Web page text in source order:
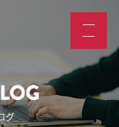
グ